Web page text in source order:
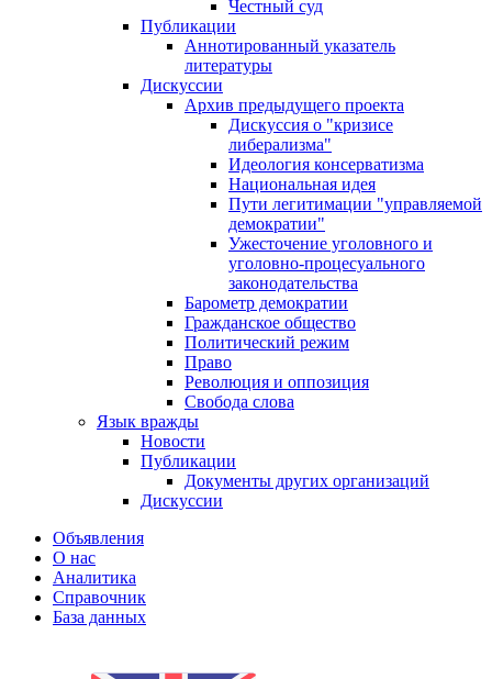
Честный суд
Публикации
Аннотированный указатель
литературы
Дискуссии
Архив предыдущего проекта
Дискуссия о "кризисе
либерализма"
Идеология консерватизма
Национальная идея
Пути легитимации "управляемой
демократии"
Ужесточение уголовного и
уголовно-процесуального
законодательства
Барометр демократии
Гражданское общество
Политический режим
Право
Революция и оппозиция
Свобода слова
Язык вражды
Новости
Публикации
Документы других организаций
Дискуссии
Объявления
О нас
Аналитика
Справочник
База данных